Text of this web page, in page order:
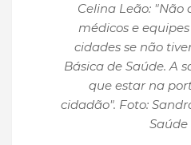
Celina Leão:
médicos e
cidades se não
Básica de Saúde. A
que estar na
cidadão". Foto:
Saúde